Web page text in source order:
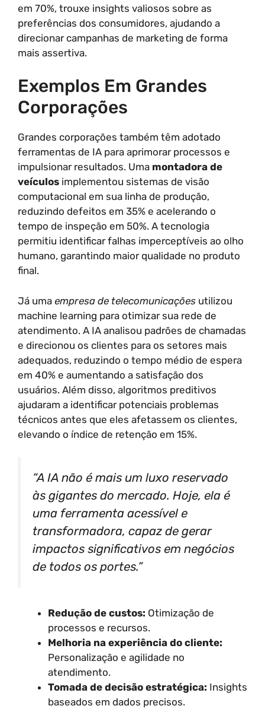
em 70%, trouxe insights valiosos sobre as
preferências dos consumidores, ajudando a
direcionar campanhas de marketing de forma
mais assertiva.
Exemplos Em Grandes
Corporações
Grandes corporações também têm adotado
ferramentas de IA para aprimorar processos e
impulsionar resultados. Uma montadora de
veículos implementou sistemas de visão
computacional em sua linha de produção,
reduzindo defeitos em 35% e acelerando o
tempo de inspeção em 50%. A tecnologia
permitiu identificar falhas imperceptíveis ao olho
humano, garantindo maior qualidade no produto
final.
Já uma empresa de telecomunicações utilizou
machine learning para otimizar sua rede de
atendimento. A IA analisou padrões de chamadas
e direcionou os clientes para os setores mais
adequados, reduzindo o tempo médio de espera
em 40% e aumentando a satisfação dos
usuários. Além disso, algoritmos preditivos
ajudaram a identificar potenciais problemas
técnicos antes que eles afetassem os clientes,
elevando o índice de retenção em 15%.
“A IA não é mais um luxo reservado
às gigantes do mercado. Hoje, ela é
uma ferramenta acessível e
transformadora, capaz de gerar
impactos significativos em negócios
de todos os portes.”
Redução de custos: Otimização de
processos e recursos.
Melhoria na experiência do cliente:
Personalização e agilidade no
atendimento.
Tomada de decisão estratégica: Insights
baseados em dados precisos.